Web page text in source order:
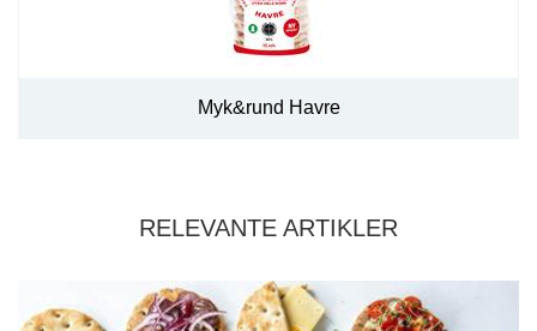
Myk&rund Havre
RELEVANTE ARTIKLER